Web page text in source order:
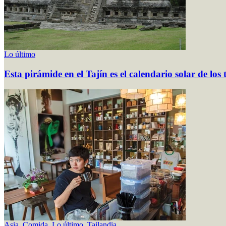
Lo último
Esta pirámide en el Tajín es el calendario solar de los